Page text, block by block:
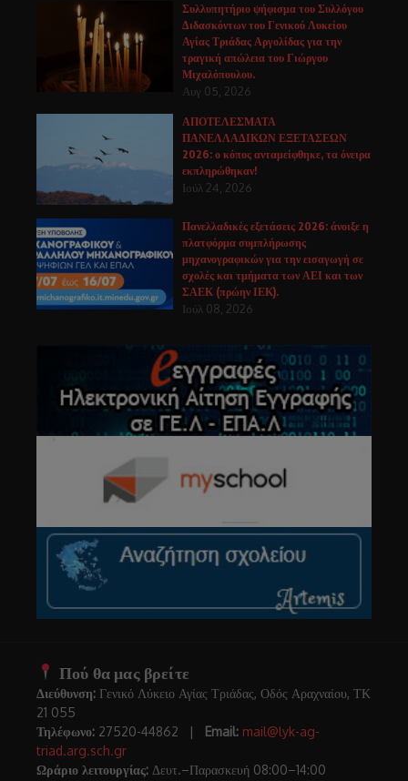
Συλλυπητήριο ψήφισμα του Συλλόγου
Διδασκόντων του Γενικού Λυκείου
Αγίας Τριάδας Αργολίδας για την
τραγική απώλεια του Γιώργου
Μιχαλόπουλου.
Αυγ 05, 2026
ΑΠΟΤΕΛΕΣΜΑΤΑ
ΠΑΝΕΛΛΑΔΙΚΩΝ ΕΞΕΤΑΣΕΩΝ
2026: ο κόπος ανταμείφθηκε, τα όνειρα
εκπληρώθηκαν!
Ιούλ 24, 2026
Πανελλαδικές εξετάσεις 2026: άνοιξε η
πλατφόρμα συμπλήρωσης
μηχανογραφικών για την εισαγωγή σε
σχολές και τμήματα των ΑΕΙ και των
ΣΑΕΚ (πρώην ΙΕΚ).
Ιούλ 08, 2026
Πού θα μας βρείτε
Διεύθυνση: Γενικό Λύκειο Αγίας Τριάδας, Οδός Αραχναίου, ΤΚ
21 055
Τηλέφωνο: 27520-44862 | Email: mail@lyk-ag-
triad.arg.sch.gr
Ωράριο λειτουργίας: Δευτ.–Παρασκευή 08:00–14:00